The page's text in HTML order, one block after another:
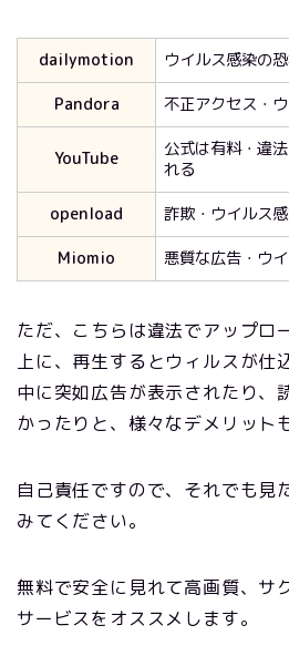
dailymotion
ウイルス感染の
Pandora
不正アクセス・
YouTube
公式は有料・違
れる
openload
詐欺・ウイルス
Miomio
悪質な広告・ウ
ただ、こちらは違法でアップロ
上に、再生するとウィルスが仕
中に突如広告が表示されたり、
かったりと、様々なデメリット
自己責任ですので、それでも見
みてください。
無料で安全に見れて高画質、サ
サービスをオススメします。